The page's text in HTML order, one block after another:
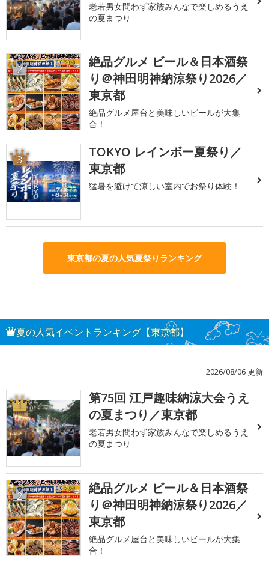
老若男女問わず家族みんなで楽しめるうえ
の夏まつり
2
絶品グルメ ビール＆日本酒祭
り＠神田明神納涼祭り2026／
東京都
絶品グルメ屋台と美味しいビールが大集
合！
3
TOKYO レインボー夏祭り／
東京都
猛暑を避けて涼しい室内でお祭り体験！
東京都の夏の人気夏祭りランキング
夏の人気イベントランキング【東京都】
2026/08/06 更新
1
第75回 江戸趣味納涼大会うえ
の夏まつり／東京都
老若男女問わず家族みんなで楽しめるうえ
の夏まつり
2
絶品グルメ ビール＆日本酒祭
り＠神田明神納涼祭り2026／
東京都
絶品グルメ屋台と美味しいビールが大集
合！